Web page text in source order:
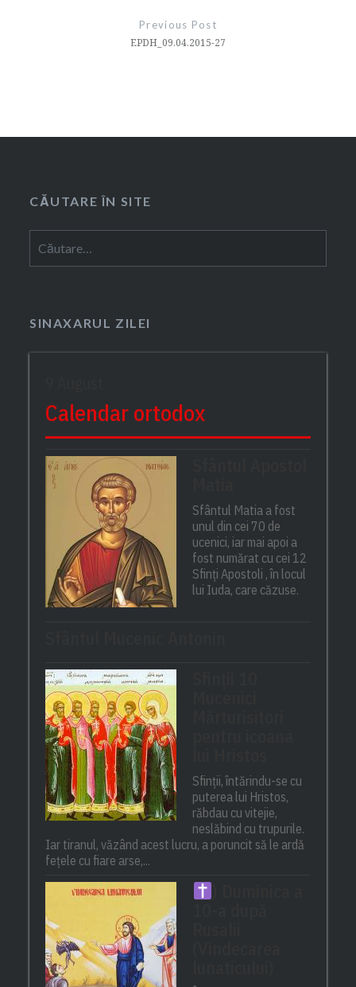
Previous Post
EPDH_09.04.2015-27
CĂUTARE ÎN SITE
după:
SINAXARUL ZILEI
Calendar ortodox
Sfântul Matia a fost
unul din cei 70 de
ucenici, iar mai apoi a
fost numărat cu cei 12
Sfinți Apostoli , în locul
lui Iuda, care căzuse.
Sfinții, întărindu-se cu
puterea lui Hristos,
răbdau cu vitejie,
neslăbind cu trupurile.
Iar tiranul, văzând acest lucru, a poruncit să le ardă
fețele cu fiare arse,...